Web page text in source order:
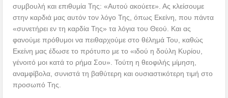
συμβουλή και επιθυμία Της: «Αυτού ακούετε». Ας κλείσουμε
στην καρδιά μας αυτόν τον λόγο Της, όπως Εκείνη, που πάντα
«συνετήρει εν τη καρδία Της» τα λόγια του Θεού. Και ας
φανούμε πρόθυμοι να πειθαρχούμε στο θέλημά Του, καθώς
Εκείνη μας έδωσε το πρότυπο με το «ιδού η δούλη Κυρίου,
γένοιτό μοι κατά το ρήμα Σου». Τούτη η θεοφιλής μίμηση,
αναμφίβολα, συνιστά τη βαθύτερη και ουσιαστικότερη τιμή στο
προσωπό Της.